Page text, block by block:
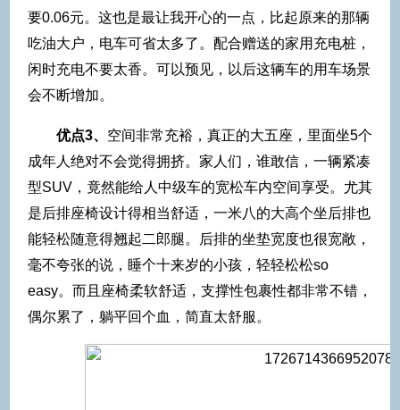
要0.06元。这也是最让我开心的一点，比起原来的那辆
吃油大户，电车可省太多了。配合赠送的家用充电桩，
闲时充电不要太香。可以预见，以后这辆车的用车场景
会不断增加。
优点3、 空间非常充裕，真正的大五座，里面坐5个
成年人绝对不会觉得拥挤。家人们，谁敢信，一辆紧凑
型SUV，竟然能给人中级车的宽松车内空间享受。尤其
是后排座椅设计得相当舒适，一米八的大高个坐后排也
能轻松随意得翘起二郎腿。后排的坐垫宽度也很宽敞，
毫不夸张的说，睡个十来岁的小孩，轻轻松松so
easy。而且座椅柔软舒适，支撑性包裹性都非常不错，
偶尔累了，躺平回个血，简直太舒服。